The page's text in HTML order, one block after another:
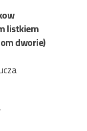
listkiem
dworie)